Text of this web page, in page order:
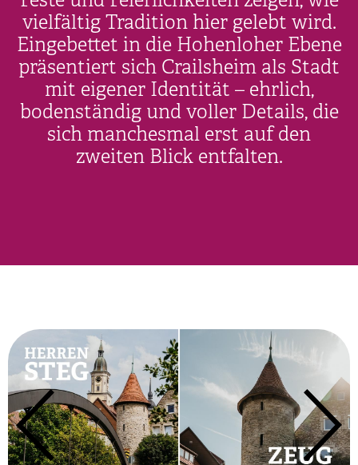
vielfältig Tradition hier gelebt wird.
Eingebettet in die Hohenloher Ebene
präsentiert sich Crailsheim als Stadt
mit eigener Identität – ehrlich,
bodenständig und voller Details, die
sich manchesmal erst auf den
zweiten Blick entfalten.